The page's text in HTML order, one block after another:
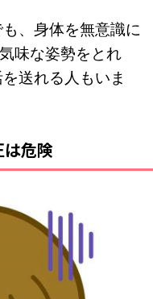
、身体を無意識に
味な姿勢をとれ
送れる人もいま
は危険